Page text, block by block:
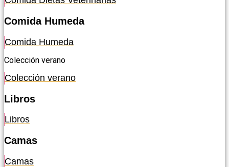
Comida Humeda
Comida Humeda
Colección verano
Colección verano
Libros
Libros
Camas
Camas